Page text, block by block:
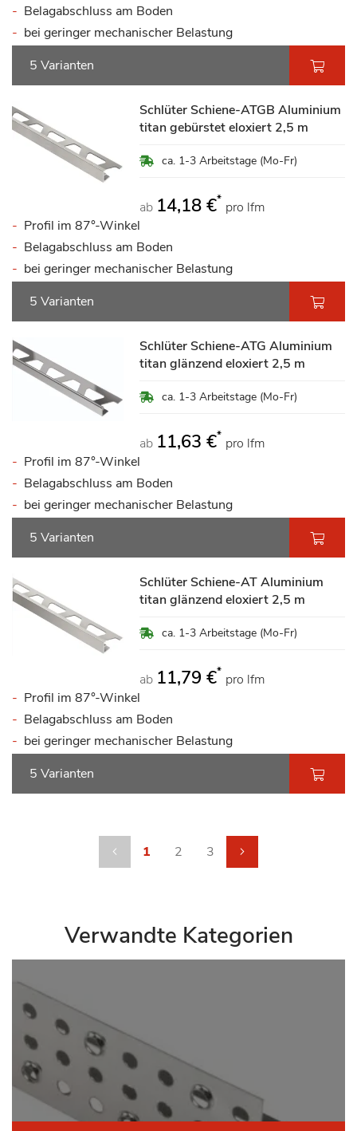
Belagabschluss am Boden
bei geringer mechanischer Belastung
5 Varianten
Schlüter Schiene-ATGB Aluminium
titan gebürstet eloxiert 2,5 m
ca. 1-3 Arbeitstage (Mo-Fr)
ab 14,18 €* pro lfm
Profil im 87°-Winkel
Belagabschluss am Boden
bei geringer mechanischer Belastung
5 Varianten
Schlüter Schiene-ATG Aluminium
titan glänzend eloxiert 2,5 m
ca. 1-3 Arbeitstage (Mo-Fr)
ab 11,63 €* pro lfm
Profil im 87°-Winkel
Belagabschluss am Boden
bei geringer mechanischer Belastung
5 Varianten
Schlüter Schiene-AT Aluminium
titan glänzend eloxiert 2,5 m
ca. 1-3 Arbeitstage (Mo-Fr)
ab 11,79 €* pro lfm
Profil im 87°-Winkel
Belagabschluss am Boden
bei geringer mechanischer Belastung
5 Varianten
Seite
Seite
ZurückSie lesen gerade die Seite
1 Seite
2 Seite
3
Verwandte Kategorien